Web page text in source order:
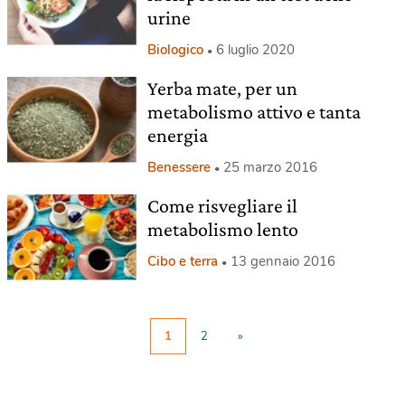
urine
Biologico 6 luglio 2020
Yerba mate, per un
metabolismo attivo e tanta
energia
Benessere 25 marzo 2016
Come risvegliare il
metabolismo lento
Cibo e terra 13 gennaio 2016
1 2 »